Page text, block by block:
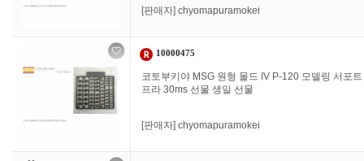
[판매자] chyomapuramokei
10000475
코토부키야 MSG 원형 몰드 IV P-120 모델링 서포
프라 30ms 선물 생일 선물
[판매자] chyomapuramokei